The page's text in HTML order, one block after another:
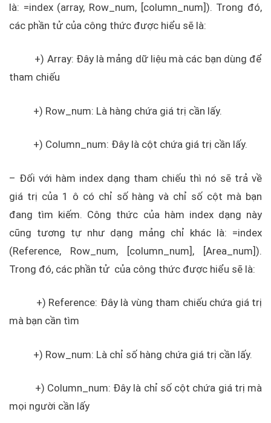
là: =index (array, Row_num, [column_num]). Trong đó,
các phần tử của công thức được hiểu sẽ là:
+) Array: Đây là mảng dữ liệu mà các bạn dùng để
tham chiếu
+) Row_num: Là hàng chứa giá trị cần lấy.
+) Column_num: Đây là cột chứa giá trị cần lấy.
– Đối với hàm index dạng tham chiếu thì nó sẽ trả về
giá trị của 1 ô có chỉ số hàng và chỉ số cột mà bạn
đang tìm kiếm. Công thức của hàm index dạng này
cũng tương tự như dạng mảng chỉ khác là: =index
(Reference, Row_num, [column_num], [Area_num]).
Trong đó, các phần tử của công thức được hiểu sẽ là:
+) Reference: Đây là vùng tham chiếu chứa giá trị
mà bạn cần tìm
+) Row_num: Là chỉ số hàng chứa giá trị cần lấy.
+) Column_num: Đây là chỉ số cột chứa giá trị mà
mọi người cần lấy